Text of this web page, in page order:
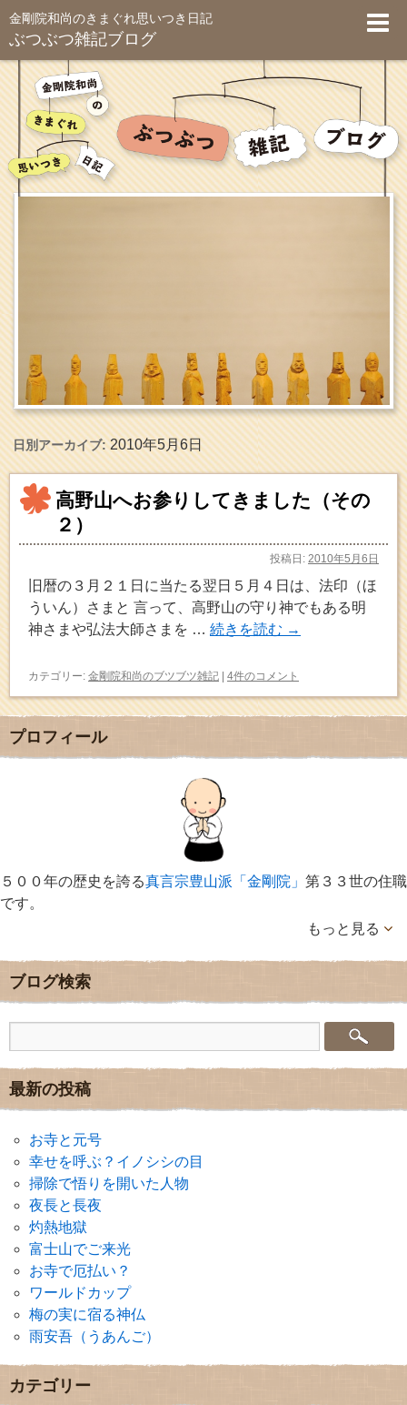
金剛院和尚のきまぐれ思いつき日記
ぶつぶつ雑記ブログ
日別アーカイブ:2010年5月6日
高野山へお参りしてきました（その
２）
投稿日: 2010年5月6日
旧暦の３月２１日に当たる翌日５月４日は、法印（ほ
ういん）さまと 言って、高野山の守り神でもある明
神さまや弘法大師さまを … 続きを読む →
カテゴリー: 金剛院和尚のブツブツ雑記 | 4件のコメント
プロフィール
５００年の歴史を誇る真言宗豊山派「金剛院」 第３３世の住職
です。
もっと見る
ブログ検索
最新の投稿
お寺と元号
幸せを呼ぶ？イノシシの目
掃除で悟りを開いた人物
夜長と長夜
灼熱地獄
富士山でご来光
お寺で厄払い？
ワールドカップ
梅の実に宿る神仏
雨安吾（うあんご）
カテゴリー